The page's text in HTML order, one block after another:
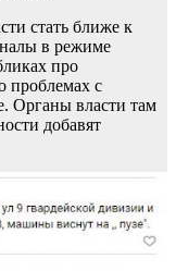
стать ближе к
в режиме
про
проблемах с
Органы власти там
добавят